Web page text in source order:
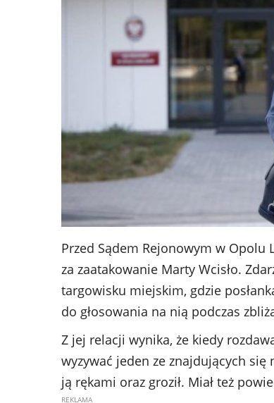
Przed Sądem Rejonowym w Opolu
za zaatakowanie Marty Wcisło.
targowisku miejskim, gdzie
do głosowania na nią podczas
Z jej relacji wynika, że kiedy
wyzywać jeden ze znajdujących się
ją rękami oraz groził. Miał też